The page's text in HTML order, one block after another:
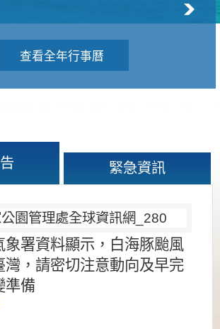
查看全年行事曆
告 緊急資訊
象署資料顯示，白海豚颱風
灣，請密切注意動向及早完
準備